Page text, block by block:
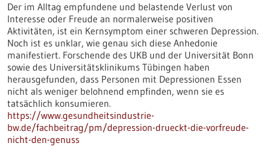
Der im Alltag empfundene und belastende Verlust von
Interesse oder Freude an normalerweise positiven
Aktivitäten, ist ein Kernsymptom einer schweren Depression.
Noch ist es unklar, wie genau sich diese Anhedonie
manifestiert. Forschende des UKB und der Universität Bonn
sowie des Universitätsklinikums Tübingen haben
herausgefunden, dass Personen mit Depressionen Essen
nicht als weniger belohnend empfinden, wenn sie es
tatsächlich konsumieren.
https://www.gesundheitsindustrie-
bw.de/fachbeitrag/pm/depression-drueckt-die-vorfreude-
nicht-den-genuss